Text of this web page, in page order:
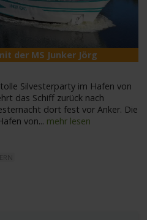
der MS Junker Jörg
Silvesterparty im Hafen von
das Schiff zurück nach
dort fest vor Anker. Die
von... mehr lesen